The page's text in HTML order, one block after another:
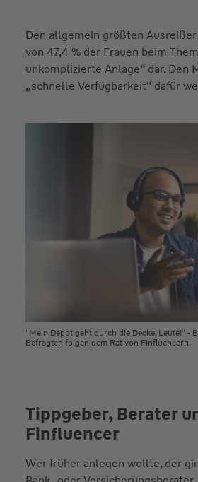
Den allgemein größten
von 47,4 % der Frauen beim
unkomplizierte Anlage“ dar. Den
„schnelle Verfügbarkeit“ dafür
"Mein Depot geht durch die Decke, Leute!" -
Befragten folgen dem Rat von Finfluencern.
Tippgeber, Berater
Finfluencer
Wer früher anlegen wollte, der